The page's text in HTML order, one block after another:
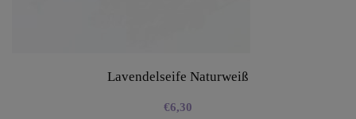
Lavendelseife Naturweiß
€6,30